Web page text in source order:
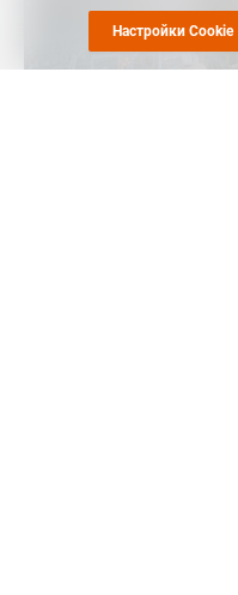
Настройки Cookie